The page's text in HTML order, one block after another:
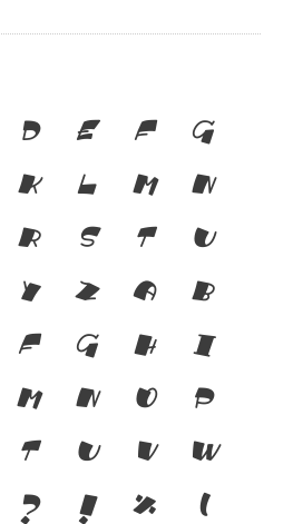
D E F
G
K L M N
R S T
U
Y Z a
b
f g h
i
m n o
p
t u v
w
? ! %
(